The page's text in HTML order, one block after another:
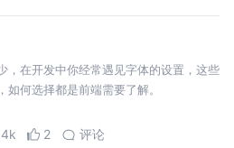
，在开发中你经常遇见字体的设置，这些
何选择都是前端需要了解。
2 评论